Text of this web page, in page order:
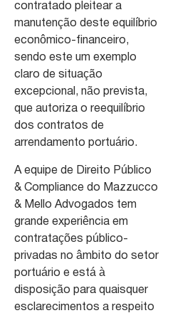
contratado pleitear a
manutenção deste equilíbrio
econômico-financeiro,
sendo este um exemplo
claro de situação
excepcional, não prevista,
que autoriza o reequilíbrio
dos contratos de
arrendamento portuário.
A equipe de Direito Público
& Compliance do Mazzucco
& Mello Advogados tem
grande experiência em
contratações público-
privadas no âmbito do setor
portuário e está à
disposição para quaisquer
esclarecimentos a respeito